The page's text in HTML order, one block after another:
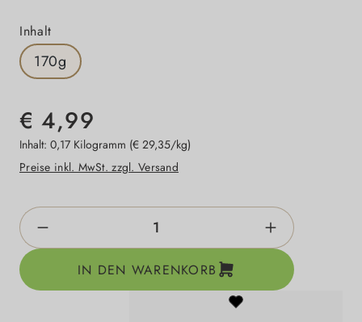
Inhaltauswählen
170g
€ 4,99
Inhalt: 0,17 Kilogramm (€ 29,35/kg)
Preise inkl. MwSt. zzgl. Versand
Produkt Anzahl: Gib den gewünschten
IN DEN WARENKORB